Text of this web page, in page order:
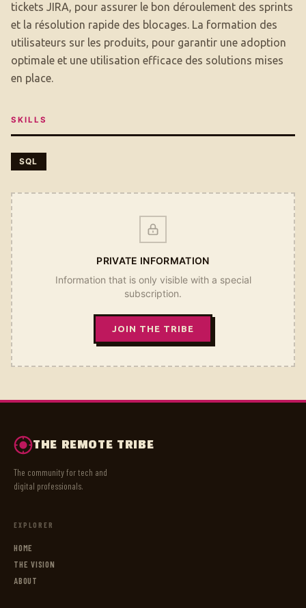
tickets JIRA, pour assurer le bon déroulement des sprints
et la résolution rapide des blocages. La formation des
utilisateurs sur les produits, pour garantir une adoption
optimale et une utilisation efficace des solutions mises
en place.
SKILLS
SQL
PRIVATE INFORMATION
Information that is only visible with a special
subscription.
JOIN THE TRIBE
THE REMOTE TRIBE
The community for tech and
digital professionals.
EXPLORER
HOME
THE VISION
ABOUT